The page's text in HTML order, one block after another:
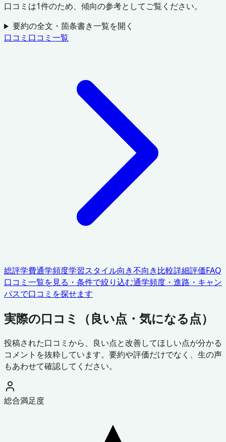
口コミは1件のため、傾向の参考としてご覧ください。
要約の全文・箇条書き一覧を開く
口コミ 口コミ一覧
総評学費通学頻度学習スタイル向き不向き比較詳細評価FAQ
口コミ一覧を見る・条件で絞り込む通学頻度・進路・キャン
パスで口コミを探せます
実際の口コミ（良い点・気になる点）
投稿された口コミから、良い点と改善してほしい点が分かる
コメントを抜粋しています。要約や評価だけでなく、生の声
もあわせて確認してください。
総合満足度